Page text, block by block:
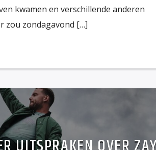
kwamen en verschillende anderen
zou zondagavond […]